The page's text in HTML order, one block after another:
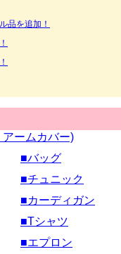
ームカバー)
■バッグ
■チュニック
■カーディガン
■Tシャツ
■エプロン